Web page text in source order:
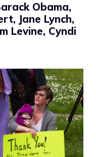
Obama,
Jane Lynch,
Levine, Cyndi